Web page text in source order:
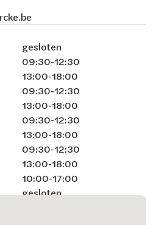
gesloten
09:30-12:30
13:00-18:00
09:30-12:30
13:00-18:00
09:30-12:30
13:00-18:00
09:30-12:30
13:00-18:00
10:00-17:00
gesloten